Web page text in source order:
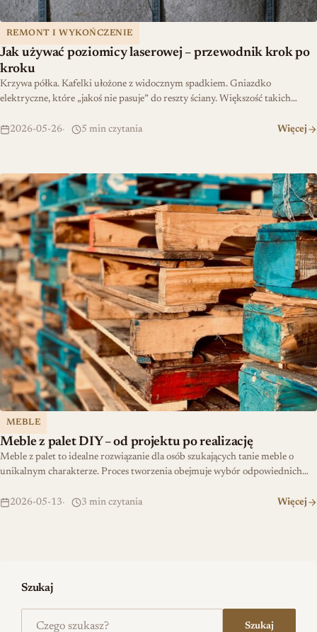
REMONT I WYKOŃCZENIE
Jak używać poziomicy laserowej – przewodnik krok po
kroku
Krzywa półka. Kafelki ułożone z widocznym spadkiem. Gniazdko
elektryczne, które „jakoś nie pasuje” do reszty ściany. Większość takich…
2026-05-26 5 min czytania Więcej
MEBLE
Meble z palet DIY – od projektu po realizację
Meble z palet to idealne rozwiązanie dla osób szukających tanie meble o
unikalnym charakterze. Proces tworzenia obejmuje wybór odpowiednich…
2026-05-13 3 min czytania Więcej
Meble z palet DIY – od projektu po realizację
Szukaj
Szukaj